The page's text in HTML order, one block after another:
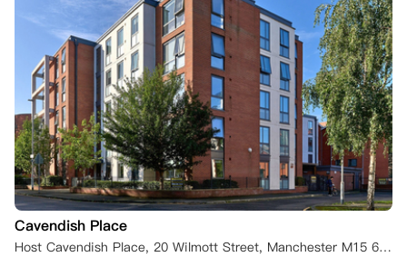
Cavendish Place
Host Cavendish Place, 20 Wilmott Street, Manchester M15 6AS, UK